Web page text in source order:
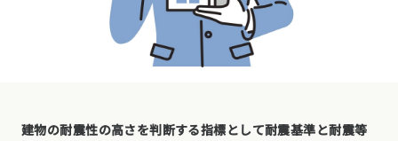
建物の耐震性の高さを判断する指標として耐震基準と耐震等